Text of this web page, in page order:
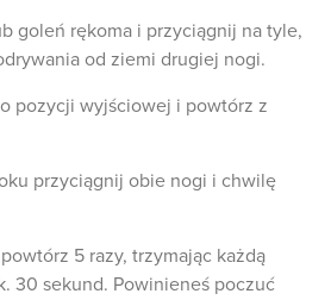
goleń rękoma i przyciągnij na tyle,
od ziemi drugiej nogi.
pozycji wyjściowej i powtórz z
przyciągnij obie nogi i chwilę
5 razy, trzymając każdą
30 sekund. Powinieneś poczuć